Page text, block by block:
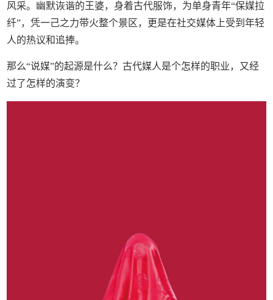
风采。幽默诙谐的王婆，身着古代服饰，为单身青年“保媒拉
纤”，凭一己之力带火整个景区，更是在社交媒体上受到年轻
人的热议和追捧。
那么“说媒”的起源是什么？古代媒人是个怎样的职业，又经
过了怎样的演变？